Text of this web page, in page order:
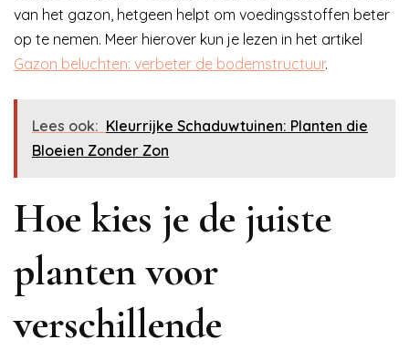
van het gazon, hetgeen helpt om voedingsstoffen beter
op te nemen. Meer hierover kun je lezen in het artikel
Gazon beluchten: verbeter de bodemstructuur.
Lees ook: Kleurrijke Schaduwtuinen: Planten die
Bloeien Zonder Zon
Hoe kies je de juiste
planten voor
verschillende